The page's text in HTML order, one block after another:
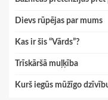
Dievs rūpējas par mums
Kas ir šis “Vārds”?
Trīskāršā muļķība
Kurš iegūs mūžīgo